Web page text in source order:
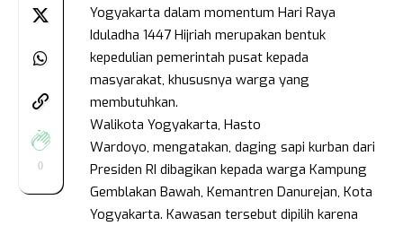
0
Yogyakarta dalam momentum Hari Raya
Iduladha 1447 Hijriah merupakan bentuk
kepedulian pemerintah pusat kepada
masyarakat, khususnya warga yang
membutuhkan.
Walikota Yogyakarta, Hasto
Wardoyo, mengatakan, daging sapi kurban dari
Presiden RI dibagikan kepada warga Kampung
Gemblakan Bawah, Kemantren Danurejan, Kota
Yogyakarta. Kawasan tersebut dipilih karena